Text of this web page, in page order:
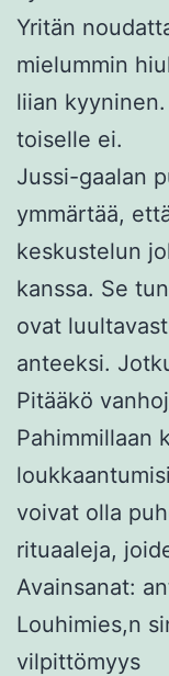
Yritän
mielummin
liian
toiselle ei.
Jussi-gaalan
ymmärtää,
keskustelun
kanssa. Se
ovat
anteeksi.
Pitääkö
Pahimmillaan
voivat olla
rituaaleja,
Avainsanat:
Louhimies,n
vilpittömyys